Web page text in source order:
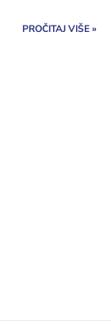
PROČITAJ VIŠE »